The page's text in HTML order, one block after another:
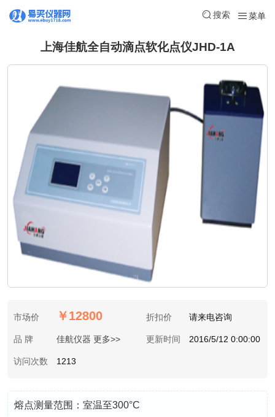
搜索 菜单
上海佳航全自动滴点软化点仪JHD-1A
市场价 ￥12800 折扣价 请来电咨询
品 牌 佳航仪器 更多>> 更新时间 2016/5/12 0:00:00
访问次数 1213
熔点测量范围：室温至300°C